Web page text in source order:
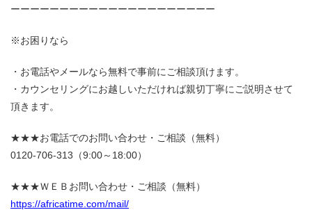
ーーーーーーーーーーーーーーーーーーーーー
※お困りなら
お電話やメールなら無料で事前にご相談頂けます。
カウンセリングにお越しいただければ親切丁寧にご説明させて
頂きます。
★★★お電話でのお問い合わせ・ご相談（無料）
0120-706-313（9:00～18:00）
★★★ＷＥＢお問い合わせ・ご相談（無料）
https://africatime.com/mail/